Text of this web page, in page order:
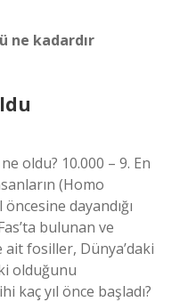
ne kadardır
oldu? 10.000 – 9. En
(Homo
dayandığı
bulunan ve
ait fosiller, Dünya’daki
olduğunu
kaç yıl önce başladı?